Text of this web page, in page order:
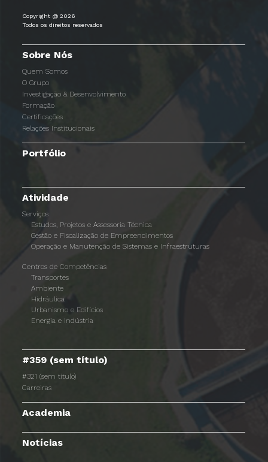
Copyright @ 2026
Todos os direitos reservados
Sobre Nós
Quem Somos
O Grupo
Investigação & Desenvolvimento
Formação
Certificações
Relações Institucionais
Portfólio
Atividade
Serviços
Estudos, Projetos e Assessoria Técnica
Gestão e Fiscalização de Empreendimentos
Operação e Manutenção de Sistemas e Infraestruturas
Centros de Competências
Transportes
Ambiente
Hidráulica
Urbanismo e Edifícios
Energia e Indústria
#359 (sem título)
#321 (sem título)
Carreiras
Academia
Notícias